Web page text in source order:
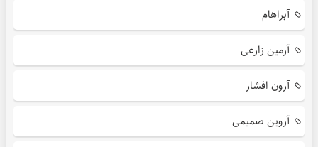
آبراهام
آرمین زارعی
آرون افشار
آروین صمیمی